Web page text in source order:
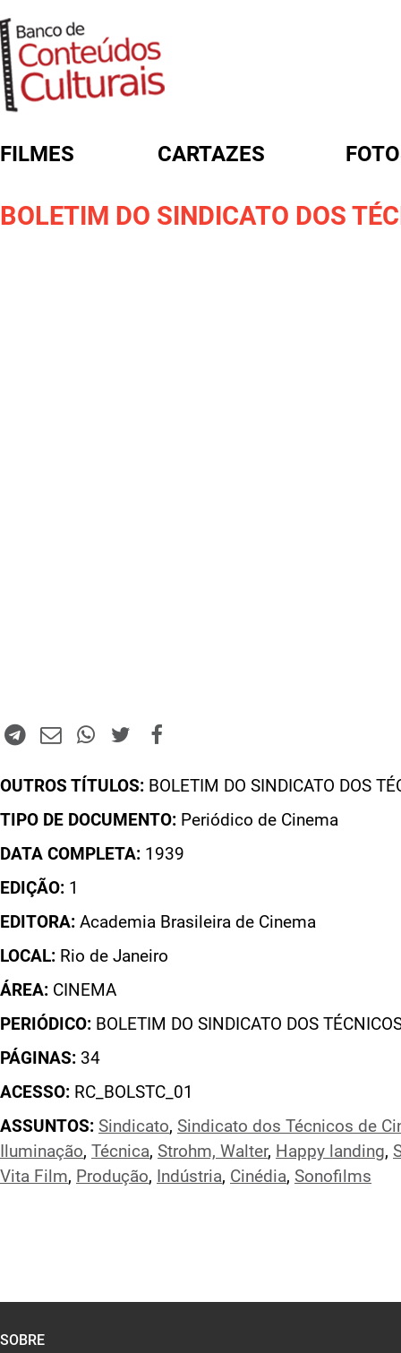
FILMES CARTAZES
BOLETIM DO SINDICATO DOS
OUTROS TÍTULOS: BOLETIM DO SINDICATO DOS
TIPO DE DOCUMENTO: Periódico de Cinema
DATA COMPLETA: 1939
EDIÇÃO: 1
EDITORA: Academia Brasileira de Cinema
LOCAL: Rio de Janeiro
ÁREA: CINEMA
PERIÓDICO: BOLETIM DO SINDICATO DOS
PÁGINAS: 34
ACESSO: RC_BOLSTC_01
ASSUNTOS: Sindicato, Sindicato dos Técnicos de
Iluminação, Técnica, Strohm, Walter, Happy landing,
Vita Film, Produção, Indústria, Cinédia, Sonofilms
FORMULÁRIO DE BUSCA
SOBRE